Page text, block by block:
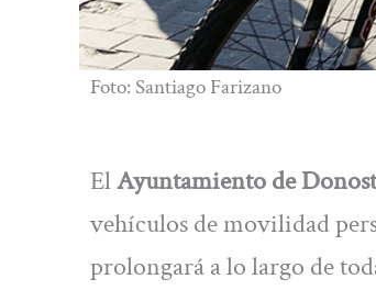
Foto: Santiago Farizano
ElAyuntamiento de
vehículos de movilidad
prolongará a lo largo de